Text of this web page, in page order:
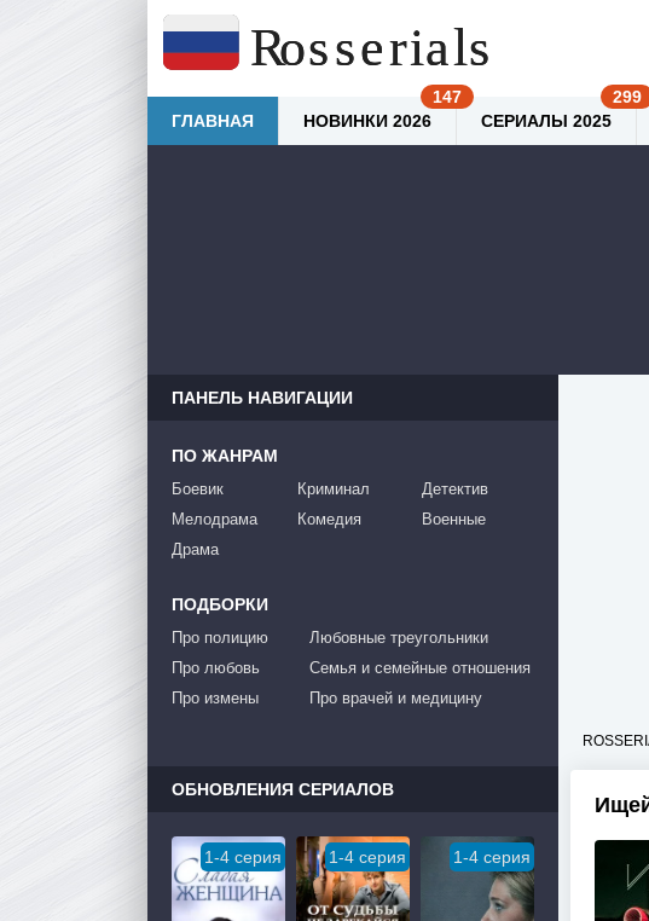
ПАНЕЛЬ НАВИГАЦИИ
ПО ЖАНРАМ
Боевик
Мелодрама
Драма
Криминал
Комедия
Детектив
Военные
ПОДБОРКИ
Про полицию
Про любовь
Про измены
Любовные треугольники
Семья и семейные отношения
Про врачей и медицину
ОБНОВЛЕНИЯ СЕРИАЛОВ
1-4 серия 1-4 серия 1-4 серия
ГЛАВНАЯ НОВИНКИ 2026 СЕРИАЛЫ 2025